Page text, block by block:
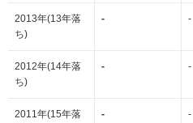
2013年(13年落
ち)
- -
2012年(14年落
ち)
- -
2011年(15年落
- -